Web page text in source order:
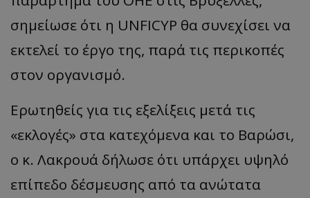
σημείωσε ότι η UNFICYP θα συνεχίσει να
εκτελεί το έργο της, παρά τις περικοπές
στον οργανισμό.
Ερωτηθείς για τις εξελίξεις μετά τις
«εκλογές» στα κατεχόμενα και το Βαρώσι,
ο κ. Λακρουά δήλωσε ότι υπάρχει υψηλό
επίπεδο δέσμευσης από τα ανώτατα